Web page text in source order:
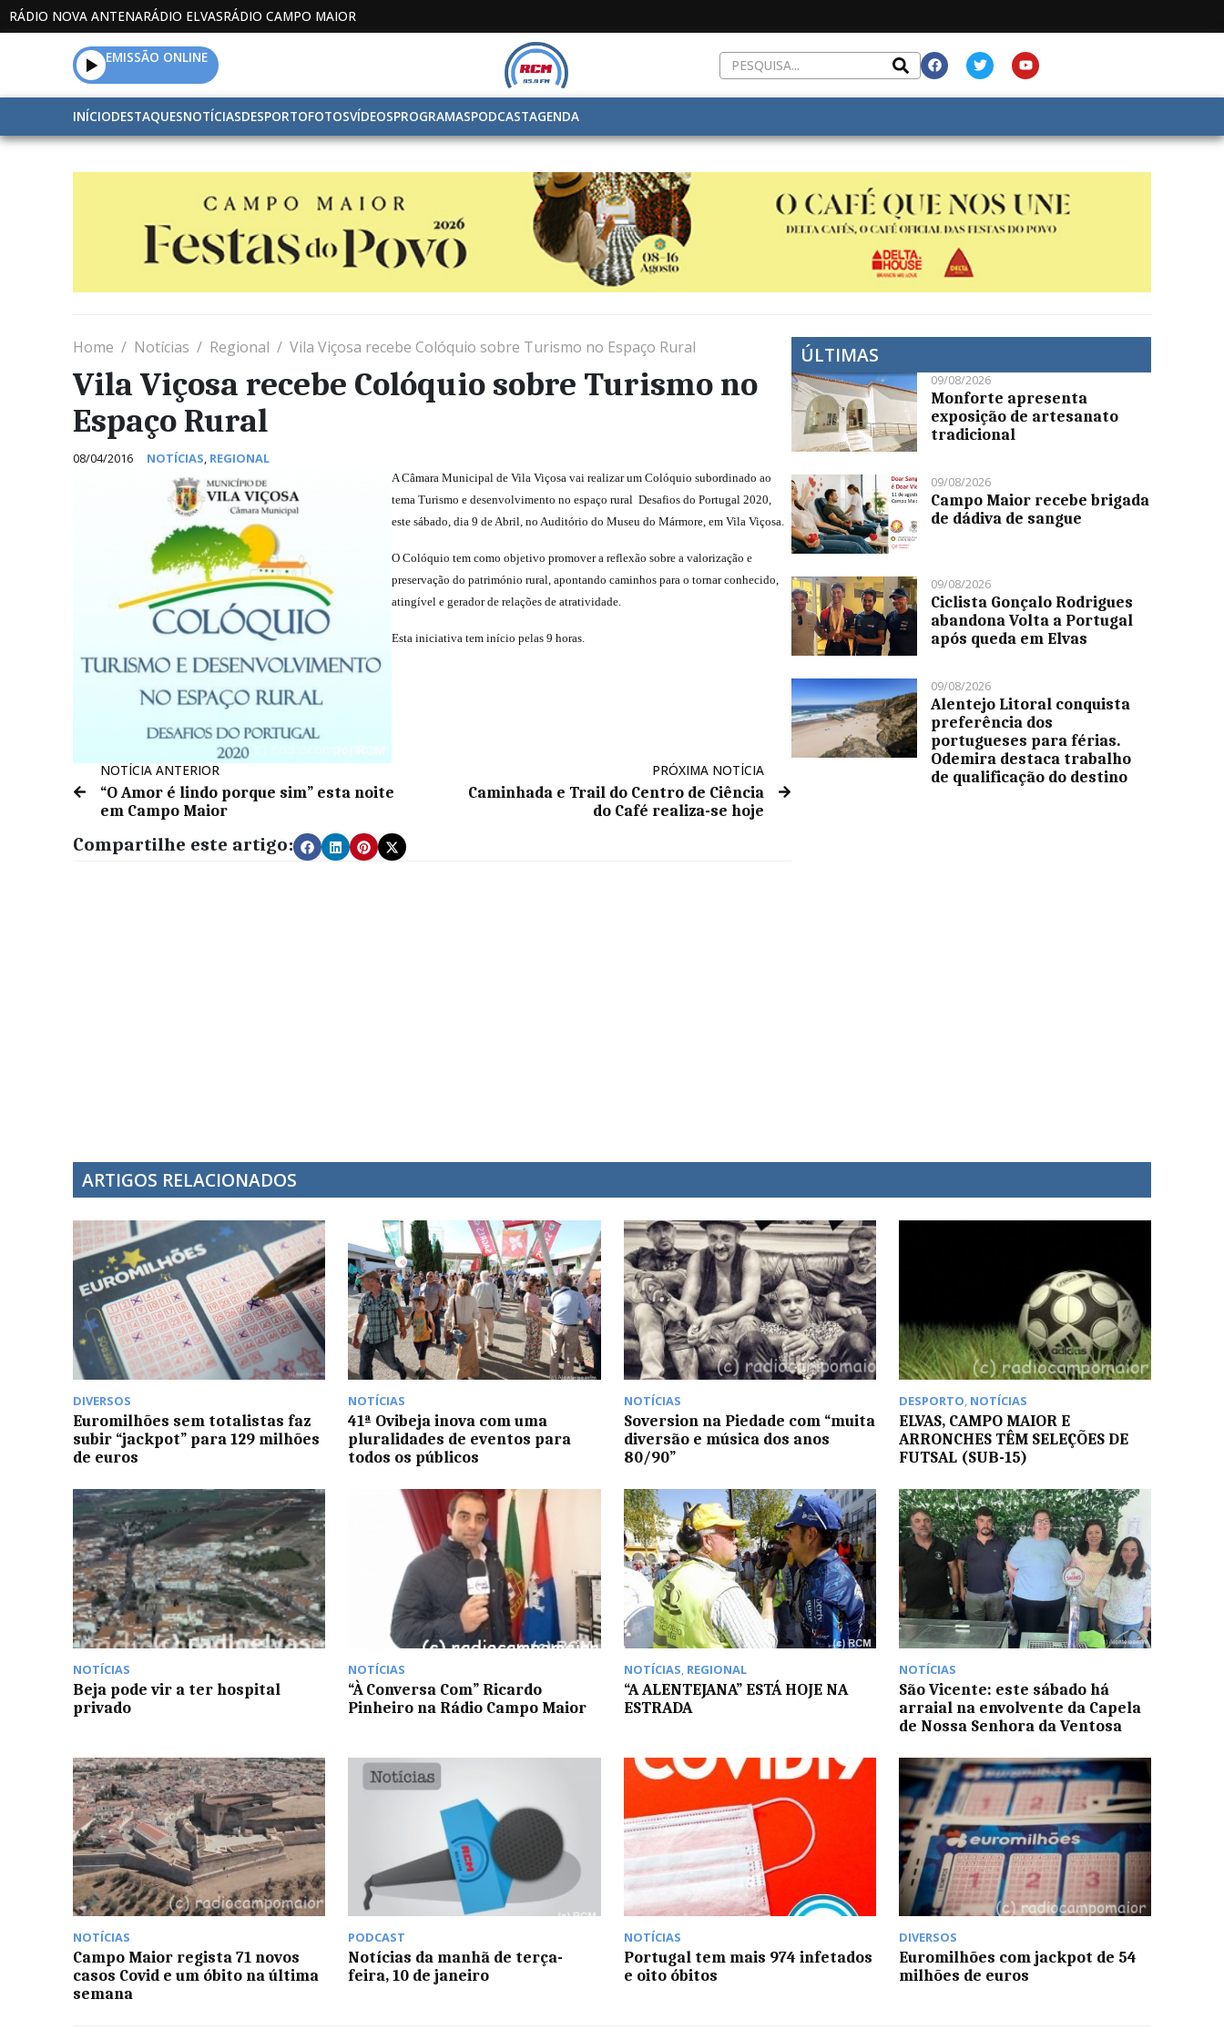
RÁDIO NOVA ANTENARÁDIO ELVASRÁDIO CAMPO MAIOR
EMISSÃO ONLINE
INÍCIODESTAQUESNOTÍCIASDESPORTOFOTOSVÍDEOSPROGRAMASPODCASTAGENDA
Home Notícias Regional Vila Viçosa recebe Colóquio sobre Turismo no Espaço Rural
Vila Viçosa recebe Colóquio sobre Turismo no
Espaço Rural
08/04/2016 NOTÍCIAS, REGIONAL
A Câmara Municipal de Vila Viçosa vai realizar um Colóquio subordinado ao
tema Turismo e desenvolvimento no espaço rural  Desafios do Portugal 2020,
este sábado, dia 9 de Abril, no Auditório do Museu do Mármore, em Vila Viçosa.
O Colóquio tem como objetivo promover a reflexão sobre a valorização e
preservação do património rural, apontando caminhos para o tornar conhecido,
atingível e gerador de relações de atratividade.
Esta iniciativa tem início pelas 9 horas.
NOTÍCIA ANTERIOR
“O Amor é lindo porque sim” esta noite
em Campo Maior
PRÓXIMA NOTÍCIA
Caminhada e Trail do Centro de Ciência
do Café realiza-se hoje
Compartilhe este artigo:
ÚLTIMAS
09/08/2026
Monforte apresenta
exposição de artesanato
tradicional
09/08/2026
Campo Maior recebe brigada
de dádiva de sangue
09/08/2026
Ciclista Gonçalo Rodrigues
abandona Volta a Portugal
após queda em Elvas
09/08/2026
Alentejo Litoral conquista
preferência dos
portugueses para férias.
Odemira destaca trabalho
de qualificação do destino
ARTIGOS RELACIONADOS
DIVERSOS
Euromilhões sem totalistas faz
subir “jackpot” para 129 milhões
de euros
NOTÍCIAS
41ª Ovibeja inova com uma
pluralidades de eventos para
todos os públicos
NOTÍCIAS
Soversion na Piedade com “muita
diversão e música dos anos
80/90”
DESPORTO, NOTÍCIAS
ELVAS, CAMPO MAIOR E
ARRONCHES TÊM SELEÇÕES DE
FUTSAL (SUB-15)
NOTÍCIAS
Beja pode vir a ter hospital
privado
NOTÍCIAS
“À Conversa Com” Ricardo
Pinheiro na Rádio Campo Maior
NOTÍCIAS, REGIONAL
“A ALENTEJANA” ESTÁ HOJE NA
ESTRADA
NOTÍCIAS
São Vicente: este sábado há
arraial na envolvente da Capela
de Nossa Senhora da Ventosa
NOTÍCIAS
Campo Maior regista 71 novos
casos Covid e um óbito na última
semana
PODCAST
Notícias da manhã de terça-
feira, 10 de janeiro
NOTÍCIAS
Portugal tem mais 974 infetados
e oito óbitos
DIVERSOS
Euromilhões com jackpot de 54
milhões de euros